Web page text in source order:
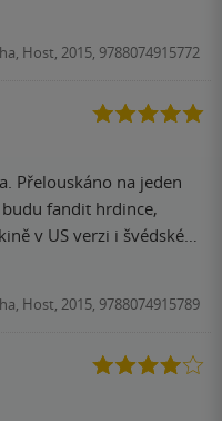
Host, 2015, 9788074915772
Přelouskáno na jeden
fandit hrdince,
v US verzi i švédské a
Host, 2015, 9788074915789